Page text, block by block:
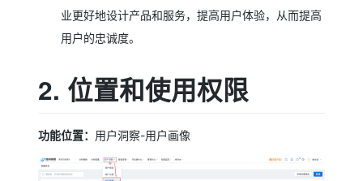
业更好地设计产品和服务，提高用户体验，从而提高
用户的忠诚度。
2. 位置和使用权限
功能位置： 用户洞察-用户画像